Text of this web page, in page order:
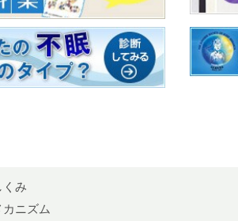
くみ
カニズム